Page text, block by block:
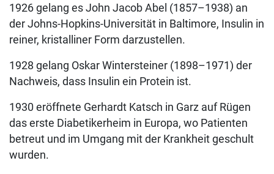
1926 gelang es John Jacob Abel (1857–1938) an
der Johns-Hopkins-Universität in Baltimore, Insulin in
reiner, kristalliner Form darzustellen.
1928 gelang Oskar Wintersteiner (1898–1971) der
Nachweis, dass Insulin ein Protein ist.
1930 eröffnete Gerhardt Katsch in Garz auf Rügen
das erste Diabetikerheim in Europa, wo Patienten
betreut und im Umgang mit der Krankheit geschult
wurden.